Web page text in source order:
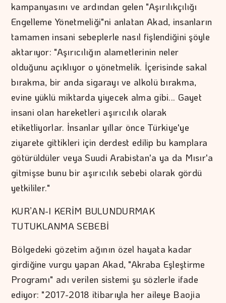
kampanyasını ve ardından gelen "Aşırılıkçılığı
Engelleme Yönetmeliği"ni anlatan Akad, insanların
tamamen insani sebeplerle nasıl fişlendiğini şöyle
aktarıyor: "Aşırıcılığın alametlerinin neler
olduğunu açıklıyor o yönetmelik. İçerisinde sakal
bırakma, bir anda sigarayı ve alkolü bırakma,
evine yüklü miktarda yiyecek alma gibi... Gayet
insani olan hareketleri aşırıcılık olarak
etiketliyorlar. İnsanlar yıllar önce Türkiye'ye
ziyarete gittikleri için derdest edilip bu kamplara
götürüldüler veya Suudi Arabistan'a ya da Mısır'a
gitmişse bunu bir aşırıcılık sebebi olarak gördü
yetkililer."
KUR’AN-I KERİM BULUNDURMAK
TUTUKLANMA SEBEBİ
Bölgedeki gözetim ağının özel hayata kadar
girdiğine vurgu yapan Akad, "Akraba Eşleştirme
Programı" adı verilen sistemi şu sözlerle ifade
ediyor: "2017-2018 itibarıyla her aileye Baojia